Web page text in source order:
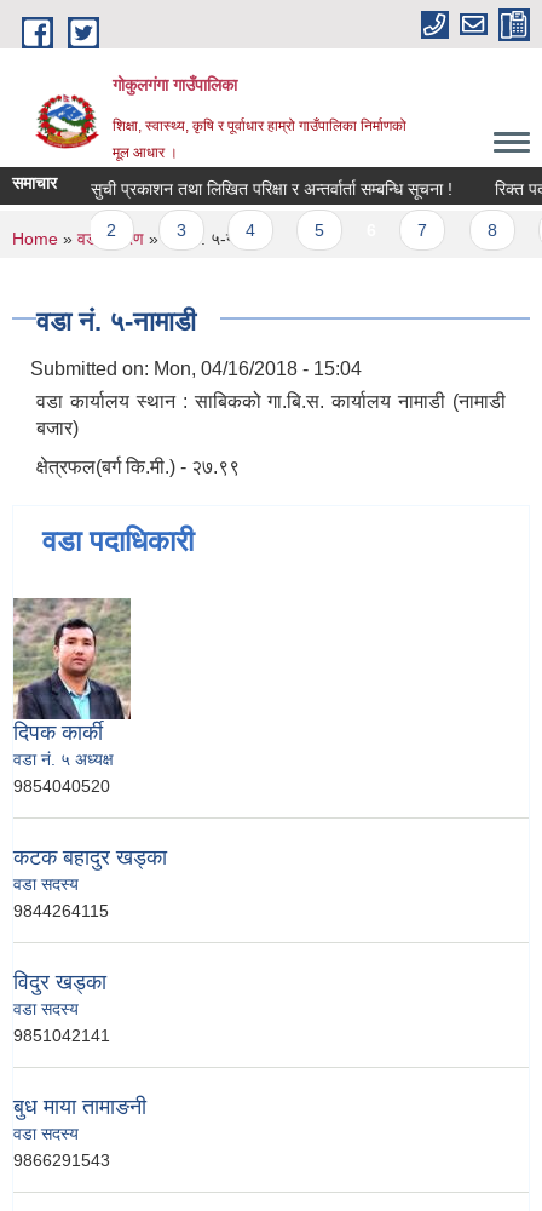
Skip to main content
गोकुलगंगा गाउँपालिका
शिक्षा, स्वास्थ्य, कृषि र पूर्वाधार हाम्रो गाउँपालिका निर्माणको
मूल आधार ।
समाचार
प्रारम्भिक सुची प्रकाशन तथा लिखित परिक्षा र अन्तर्वार्ता सम्बन्धि सूचना ! रिक्त
You are here
Home » वडा विवरण » वडा नं. ५-नामाडी
वडा नं. ५-नामाडी
Submitted on: Mon, 04/16/2018 - 15:04
वडा कार्यालय स्थान : साबिकको गा.बि.स. कार्यालय नामाडी (नामाडी
बजार)
क्षेत्रफल(बर्ग कि.मी.) - २७.९९
वडा पदाधिकारी
दिपक कार्की
वडा नं. ५ अध्यक्ष
9854040520
कटक बहादुर खड्का
वडा सदस्य
9844264115
विदुर खड्का
वडा सदस्य
9851042141
बुध माया तामाङनी
वडा सदस्य
9866291543